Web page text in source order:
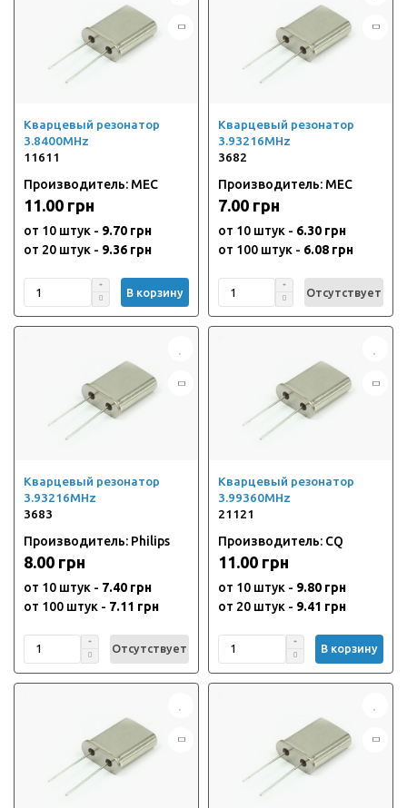
Кварцевый резонатор
3.8400MHz
11611
Производитель: MEC
11.00 грн
от 10 штук - 9.70 грн
от 20 штук - 9.36 грн
В корзину
Кварцевый резонатор
3.93216MHz
3682
Производитель: MEC
7.00 грн
от 10 штук - 6.30 грн
от 100 штук - 6.08 грн
Отсутствует
Кварцевый резонатор
3.93216MHz
3683
Производитель: Philips
8.00 грн
от 10 штук - 7.40 грн
от 100 штук - 7.11 грн
Отсутствует
Кварцевый резонатор
3.99360MHz
21121
Производитель: CQ
11.00 грн
от 10 штук - 9.80 грн
от 20 штук - 9.41 грн
В корзину